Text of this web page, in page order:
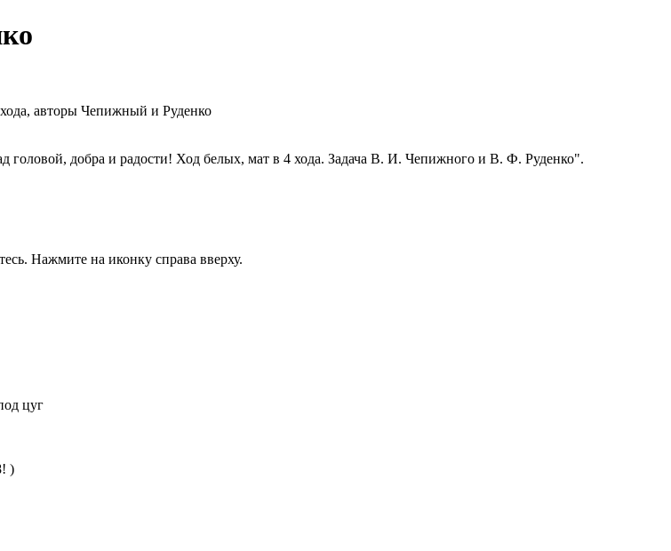
добра и радости! Ход белых, мат в 4 хода. Задача В. И. Чепижного и В. Ф. Руденко".
Нажмите на иконку справа вверху.
цуг
)